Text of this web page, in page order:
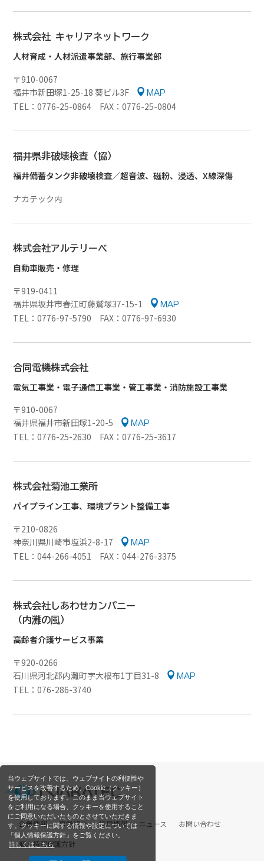
当ウェブサイトでは、ウェブサイトの利便性や
サービスを改善するため、Cookie（クッキー）
を使用しております。このまま当ウェブサイト
をご利用になる場合、クッキーを使用すること
にご同意いただいたものとさせていただきま
す。クッキーに関する情報や設定については
「個人情報保護方針」をご覧ください。
詳しくはこちら
株式会社 キャリアネットワーク
人材育成・人材派遣事業部、旅行事業部
〒910-0067
福井市新田塚1-25-18 葵ビル3F
MAP
TEL：0776-25-0864 FAX：0776-25-0804
福井県非破壊検査（協）
福井備蓄タンク非破壊検査／超音波、磁粉、浸透、X線深傷
ナカテック内
株式会社アルテリーベ
自動車販売・修理
〒919-0411
福井県坂井市春江町藤鷲塚37-15-1
MAP
TEL：0776-97-5790 FAX：0776-97-6930
合同電機株式会社
電気工事業・電子通信工事業・管工事業・消防施設工事業
〒910-0067
福井県福井市新田塚1-20-5
MAP
TEL：0776-25-2630 FAX：0776-25-3617
株式会社菊池工業所
パイプライン工事、環境プラント整備工事
〒210-0826
神奈川県川崎市塩浜2-8-17
MAP
TEL：044-266-4051 FAX：044-276-3375
株式会社しあわせカンパニー
（内灘の風）
高齢者介護サービス事業
〒920-0266
石川県河北郡内灘町字大根布1丁目31-8
MAP
TEL：076-286-3740
企業情報 事業紹介 採用情報 ニュース
お問い合わせ
個人情報保護方針